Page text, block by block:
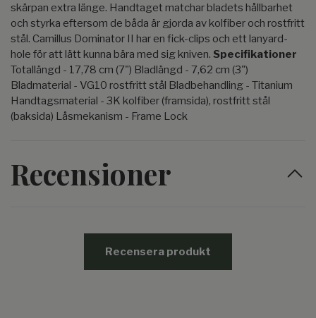
skärpan extra länge. Handtaget matchar bladets hållbarhet
och styrka eftersom de båda är gjorda av kolfiber och rostfritt
stål. Camillus Dominator II har en fick-clips och ett lanyard-
hole för att lätt kunna bära med sig kniven. Specifikationer
Totallängd - 17,78 cm (7") Bladlängd - 7,62 cm (3")
Bladmaterial - VG10 rostfritt stål Bladbehandling - Titanium
Handtagsmaterial - 3K kolfiber (framsida), rostfritt stål
(baksida) Låsmekanism - Frame Lock
Recensioner
Recensera produkt